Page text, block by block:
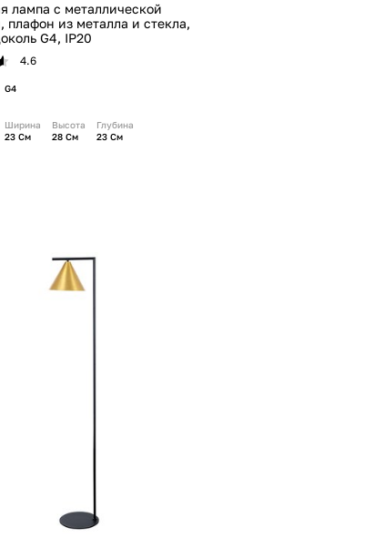
лампа с металлической
плафон из металла и стекла,
G4, IP20
4.6
G4
Ширина
23 См
Высота
28 См
Глубина
23 См